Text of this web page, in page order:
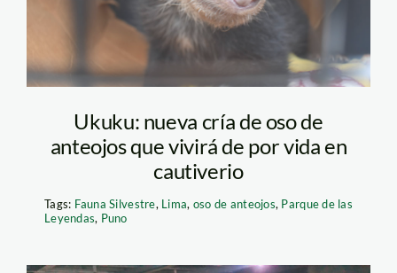
Ukuku: nueva cría de oso de
anteojos que vivirá de por vida en
cautiverio
Tags: Fauna Silvestre, Lima, oso de anteojos, Parque de las
Leyendas, Puno